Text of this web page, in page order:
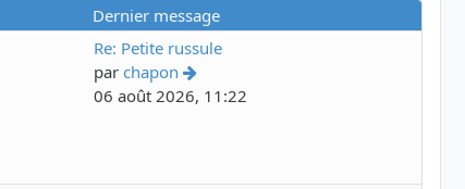
Dernier message
Re: Petite russule
par chapon
06 août 2026, 11:22